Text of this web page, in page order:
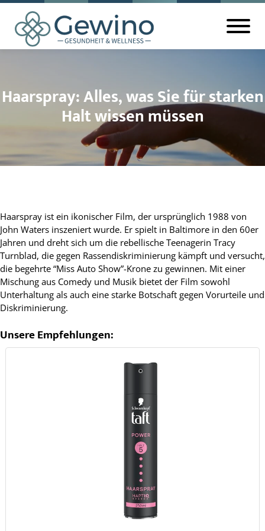
Haarspray: Alles, was Sie für starken
Halt wissen müssen
Haarspray ist ein ikonischer Film, der ursprünglich 1988 von
John Waters inszeniert wurde. Er spielt in Baltimore in den 60er
Jahren und dreht sich um die rebellische Teenagerin Tracy
Turnblad, die gegen Rassendiskriminierung kämpft und versucht,
die begehrte “Miss Auto Show”-Krone zu gewinnen. Mit einer
Mischung aus Comedy und Musik bietet der Film sowohl
Unterhaltung als auch eine starke Botschaft gegen Vorurteile und
Diskriminierung.
Unsere Empfehlungen: